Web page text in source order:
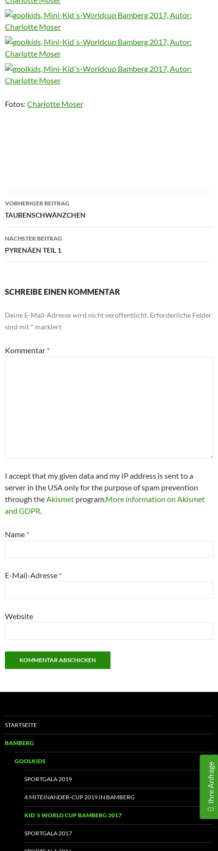
Fotos: Charlotte Moser
Beitragsnavigation
VORHERIGER BEITRAG
TAUBENSCHWÄNZCHEN
NÄCHSTER BEITRAG
PYRENÄEN TEIL 1
SCHREIBE EINEN KOMMENTAR
Deine E-Mail-Adresse wird nicht veröffentlicht. Erforderliche Felder
sind mit * markiert
Kommentar *
I accept that my given data and my IP address is sent to a
server in the USA only for the purpose of spam prevention
through the Akismet program. More information on Akismet
and GDPR
Name *
E-Mail-Adresse *
Website
STARTSEITE
BAMBERG
GOOLKIDS
SPORTGALA 2019
4.MITEINANDER-CUP 2019 IN BAMBERG
KID`S WORLD CUP BAMBERG 2017
SPORTGALA 2017
Ihre Anfrage